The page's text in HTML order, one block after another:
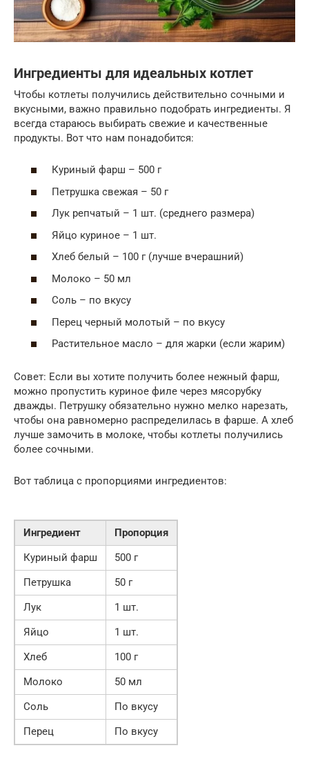
Ингредиенты для идеальных котлет
Чтобы котлеты получились действительно сочными и
вкусными, важно правильно подобрать ингредиенты. Я
всегда стараюсь выбирать свежие и качественные
продукты. Вот что нам понадобится:
Куриный фарш – 500 г
Петрушка свежая – 50 г
Лук репчатый – 1 шт. (среднего размера)
Яйцо куриное – 1 шт.
Хлеб белый – 100 г (лучше вчерашний)
Молоко – 50 мл
Соль – по вкусу
Перец черный молотый – по вкусу
Растительное масло – для жарки (если жарим)
Совет: Если вы хотите получить более нежный фарш,
можно пропустить куриное филе через мясорубку
дважды. Петрушку обязательно нужно мелко нарезать,
чтобы она равномерно распределилась в фарше. А хлеб
лучше замочить в молоке, чтобы котлеты получились
более сочными.
Вот таблица с пропорциями ингредиентов:
Ингредиент
Пропорция
Куриный фарш
500 г
Петрушка
50 г
Лук
1 шт.
Яйцо
1 шт.
Хлеб
100 г
Молоко
50 мл
Соль
По вкусу
Перец
По вкусу